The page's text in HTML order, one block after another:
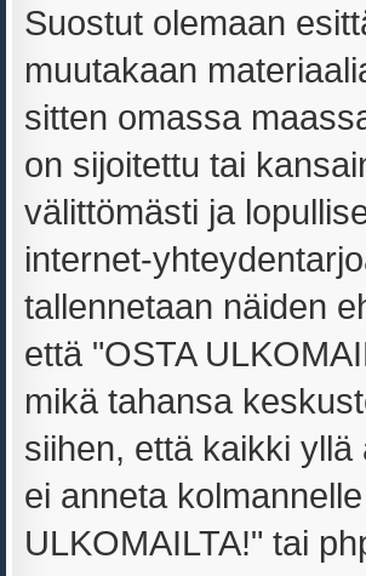
Suostut olemaan
muutakaan
sitten omassa
on sijoitettu tai
välittömästi ja
internet-
tallennetaan näiden
että "OSTA
mikä tahansa
siihen, että kaikki
ei anneta
ULKOMAILTA!" tai